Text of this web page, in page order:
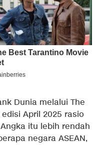
Dunia melalui The
April 2025 rasio
itu lebih rendah
negara ASEAN,